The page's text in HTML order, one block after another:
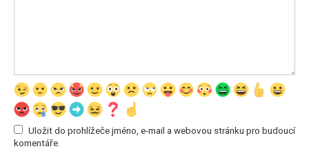
Uložit do prohlížeče jméno, e-mail a webovou stránku pro budoucí
komentáře.